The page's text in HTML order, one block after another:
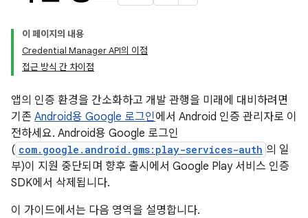
이 페이지의 내용
Credential Manager API의 이점
접근 방식 간 차이점
앱의 인증 환경을 간소화하고 개발 관행을 미래에 대비하려면
기존 Android용 Google 로그인에서 Android 인증 관리자로 이
전하세요. Android용 Google 로그인
( com.google.android.gms:play-services-auth 의 일
부)이 지원 중단되며 향후 출시에서 Google Play 서비스 인증
SDK에서 삭제됩니다.
이 가이드에서는 다음 영역을 설명합니다.